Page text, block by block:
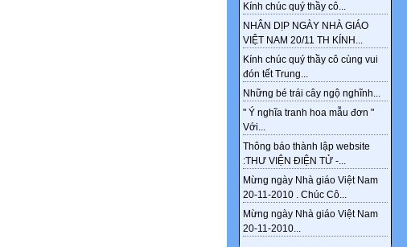
Kính chúc quý thầy cô...
NHÂN DỊP NGÀY NHÀ GIÁO
VIỆT NAM 20/11 TH KÍNH...
Kính chúc quý thầy cô cùng vui
đón tết Trung...
Những bé trái cây ngộ nghĩnh...
" Ý nghĩa tranh hoa mẫu đơn "
Với...
Thông báo thành lập website
:THƯ VIỆN ĐIỆN TỬ -...
Mừng ngày Nhà giáo Việt Nam
20-11-2010 . Chúc Cô...
Mừng ngày Nhà giáo Việt Nam
20-11-2010...